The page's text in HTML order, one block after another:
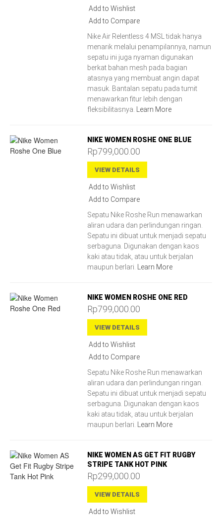
Add to Wishlist
Add to Compare
Nike Air Relentless 4 MSL tidak hanya
menarik melalui penampilannya, namun
sepatu ini juga nyaman digunakan
berkat bahan mesh pada bagian
atasnya yang membuat angin dapat
masuk. Bantalan sepatu pada tumit
menawarkan fitur lebih dengan
fleksibilitasnya.
Learn More
NIKE WOMEN ROSHE ONE BLUE
Rp799,000.00
VIEW DETAILS
Add to Wishlist
Add to Compare
Sepatu Nike Roshe Run menawarkan
aliran udara dan perlindungan ringan.
Sepatu ini dibuat untuk menjadi sepatu
serbaguna. Digunakan dengan kaos
kaki atau tidak, atau untuk berjalan
maupun berlari.
Learn More
NIKE WOMEN ROSHE ONE RED
Rp799,000.00
VIEW DETAILS
Add to Wishlist
Add to Compare
Sepatu Nike Roshe Run menawarkan
aliran udara dan perlindungan ringan.
Sepatu ini dibuat untuk menjadi sepatu
serbaguna. Digunakan dengan kaos
kaki atau tidak, atau untuk berjalan
maupun berlari.
Learn More
NIKE WOMEN AS GET FIT RUGBY
STRIPE TANK HOT PINK
Rp299,000.00
VIEW DETAILS
Add to Wishlist